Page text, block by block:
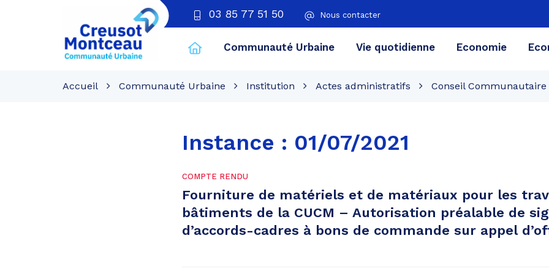
03 85 77 51 50 Nous contacter
Creusot
Montceau
Communauté Urbaine Vie quotidienne Economie
Accueil Communauté Urbaine Institution Actes administratifs Conseil Communautaire
Instance : 01/07/2021
COMPTE RENDU
Fourniture de matériels et de matériaux pour les
bâtiments de la CUCM – Autorisation préalable de
d’accords-cadres à bons de commande sur appel